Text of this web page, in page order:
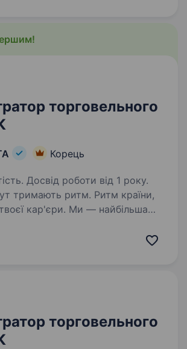
торговельного
Корець
Досвід роботи від 1 року.
тримають ритм. Ритм країни,
кар'єри. Ми — найбільша
майже 700 сучасних
торговельного